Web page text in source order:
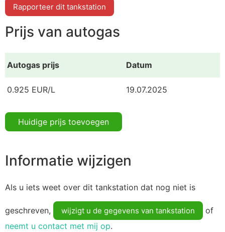
Rapporteer dit tankstation
Prijs van autogas
Autogas prijs Datum
0.925 EUR/L 19.07.2025
Huidige prijs toevoegen
Informatie wijzigen
Als u iets weet over dit tankstation dat nog niet is
geschreven, wijzigt u de gegevens van tankstation
of
neemt u contact met mij op.